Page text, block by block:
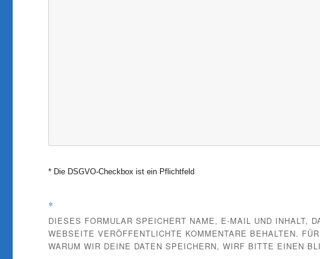
* Die DSGVO-Checkbox ist ein Pflichtfeld
*
DIESES FORMULAR SPEICHERT NAME, E-MAIL UND INHALT,
WEBSEITE VERÖFFENTLICHTE KOMMENTARE BEHALTEN.
WARUM WIR DEINE DATEN SPEICHERN, WIRF BITTE EINEN